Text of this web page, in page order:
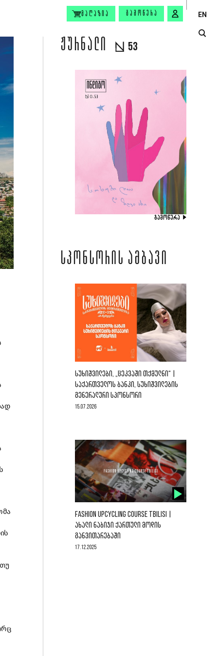
ᲛᲐᲦᲐᲖᲘᲐ ᲒᲐᲛᲝᲬᲔᲠᲐ EN
ᲟᲣᲠᲜᲐᲚᲘ 53
ᲒᲐᲛᲝᲬᲔᲠᲐ
ᲡᲞᲝᲜᲡᲝᲠᲘᲡ ᲐᲛᲑᲐᲕᲘ
ᲡᲣᲮᲘᲨᲕᲘᲚᲔᲑᲘ, „ᲪᲔᲙᲕᲐᲨᲘ ᲗᲥᲛᲣᲚᲜᲘ“ |
ᲡᲐᲥᲐᲠᲗᲕᲔᲚᲝᲡ ᲑᲐᲜᲙᲘ, ᲡᲣᲮᲘᲨᲕᲘᲚᲔᲑᲘᲡ
ᲒᲔᲜᲔᲠᲐᲚᲣᲠᲘ ᲡᲞᲝᲜᲡᲝᲠᲘ
15.07.2026
FASHION UPCYCLING COURSE TBILISI |
ᲐᲮᲐᲚᲘ ᲜᲐᲑᲘᲯᲘ ᲥᲐᲠᲗᲣᲚᲘ ᲛᲝᲓᲘᲡ
ᲒᲐᲜᲕᲘᲗᲐᲠᲔᲑᲐᲨᲘ
17.12.2025